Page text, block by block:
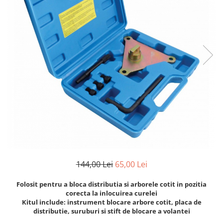
Dispozitive de sablat & accesorii
Dispozitive spalat piese
Dulapuri Bancuri Carucioare
Bancuri de lucru
Carucioare pentru marfa
Cutii pentru scule
Invertoare Sudura
Magneti fixare sudura
Mig-Mag
Tubulare de impact 3/4
Tubulare 1/2
Tubulare 1/2 bihexagonale
Tubulare 1/2 hexagonale
Tubulare 1/4
144,00 Lei 65,00 Lei
Folosit pentru a bloca distributia si arborele cotit in pozitia
corecta la inlocuirea curelei
Kitul include: instrument blocare arbore cotit, placa de
distributie, suruburi si stift de blocare a volantei